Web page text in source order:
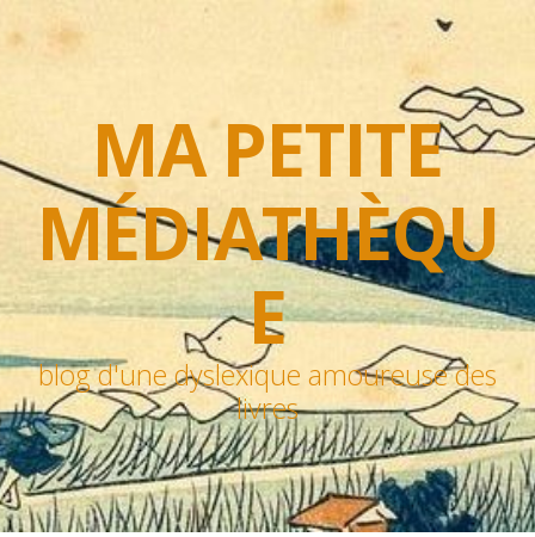
MA PETITE
MÉDIATHÈQU
E
blog d'une dyslexique amoureuse des
livres